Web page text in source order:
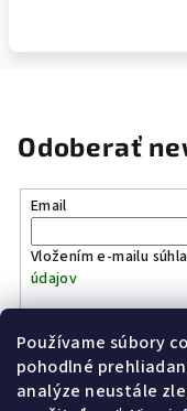
Používame súbory
pohodlné
analýze neustále
Odoberať
Email
Vložením e-mailu
údajov
Prihlásiť sa